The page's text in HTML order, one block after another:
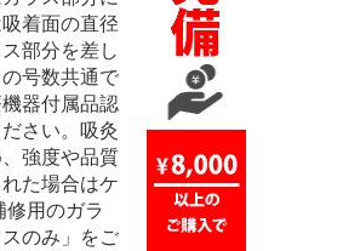
着面の直径
部分を差し
号数共通で
器付属品認
さい。吸灸
強度や品質
た場合はケ
修用のガラ
のみ」 をご